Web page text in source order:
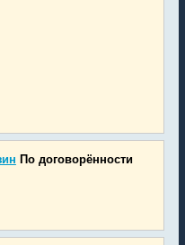
По договорённости